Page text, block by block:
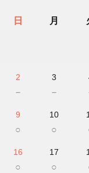
日
月
2
－
3
－
9
○
10
○
16
○
17
○